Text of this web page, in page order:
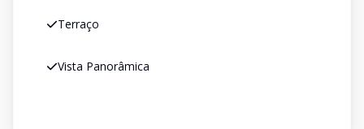
Terraço
Vista Panorâmica